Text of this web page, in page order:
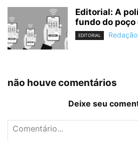
Editorial: A
fundo do poço
EDITORIAL Redação
não houve comentários
Deixe seu